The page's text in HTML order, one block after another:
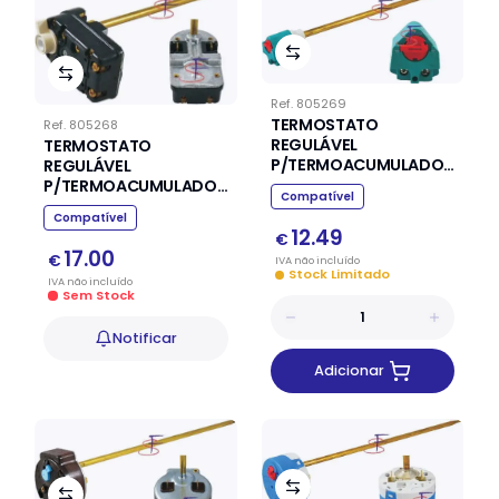
Ref. 805268
TERMOSTATO
REGULÁVEL
P/TERMOACUMULADOR
(Ø6 X 270MM)
ARISTON
Compatível
€ 17.00
IVA nãoincluído
Sem Stock
Notificar
Ref. 805269
TERMOSTATO
REGULÁVEL
P/TERMOACUMULADOR
(Ø7,5 X 260MM)
COTHERM TSD01106
Compatível
€ 12.49
IVA nãoincluído
Stock Limitado
Adicionar